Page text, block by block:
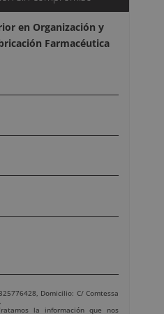
en Organización y
Farmacéutica
B25776428, Domicilio: C/ Comtessa
la información que nos